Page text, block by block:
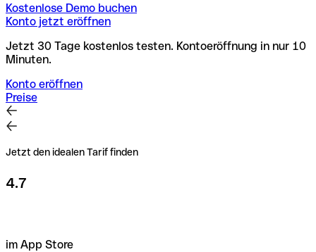
Kostenlose Demo buchen
Konto jetzt eröffnen
Jetzt 30 Tage kostenlos testen. Kontoeröffnung in nur 10
Minuten.
Konto eröffnen
Preise
Jetzt den idealen Tarif finden
4.7
im App Store